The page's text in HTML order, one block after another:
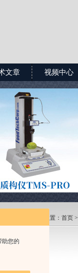
助您的
文章 视频中心
当前位置： 首页 >